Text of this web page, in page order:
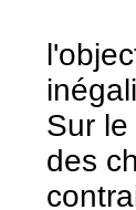
Sur
des